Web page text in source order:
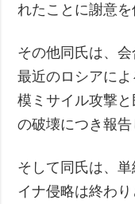
れたことに謝意を
その他同氏は、
最近のロシアに
模ミサイル攻撃
の破壊につき報告
そして同氏は、
イナ侵略は終わ